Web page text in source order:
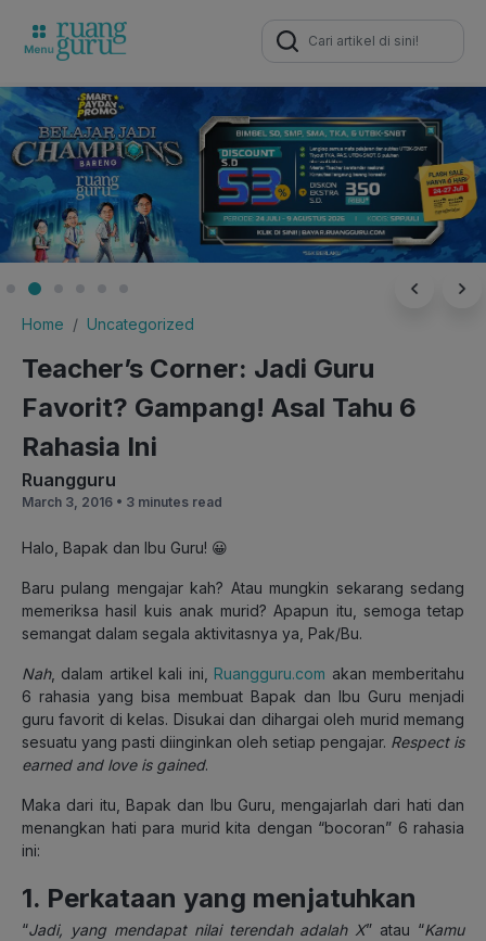
Search
for:
Home Uncategorized
Teacher’s Corner: Jadi Guru
Favorit? Gampang! Asal Tahu 6
Rahasia Ini
Ruangguru
March 3, 2016 • 3 minutes read
Halo, Bapak dan Ibu Guru! 😀
Baru pulang mengajar kah? Atau mungkin sekarang sedang
memeriksa hasil kuis anak murid? Apapun itu, semoga tetap
semangat dalam segala aktivitasnya ya, Pak/Bu.
Nah, dalam artikel kali ini,Ruangguru.com akan memberitahu
6 rahasia yang bisa membuat Bapak dan Ibu Guru menjadi
guru favorit di kelas. Disukai dan dihargai oleh murid memang
sesuatu yang pasti diinginkan oleh setiap pengajar. Respect is
earned and love is gained.
Maka dari itu, Bapak dan Ibu Guru, mengajarlah dari hati dan
menangkan hati para murid kita dengan “bocoran” 6 rahasia
ini:
1. Perkataan yang menjatuhkan
“Jadi, yang mendapat nilai terendah adalah X” atau “Kamu